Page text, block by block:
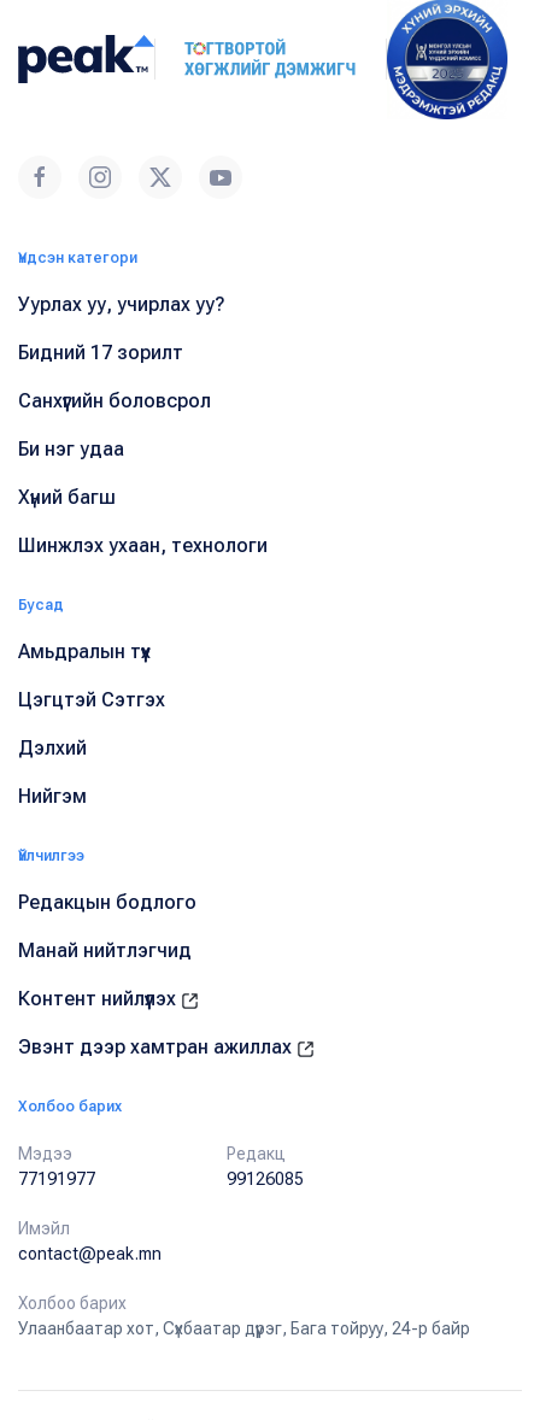
Үндсэн категори
Уурлах уу, учирлах уу?
Бидний 17 зорилт
Санхүүгийн боловсрол
Би нэг удаа
Хүний багш
Шинжлэх ухаан, технологи
Бусад
Амьдралын түүх
Цэгцтэй Сэтгэх
Дэлхий
Нийгэм
Үйлчилгээ
Редакцын бодлого
Манай нийтлэгчид
Контент нийлүүлэх
Эвэнт дээр хамтран ажиллах
Холбоо барих
Мэдээ
77191977
Редакц
99126085
Имэйл
contact@peak.mn
Холбоо барих
Улаанбаатар хот, Сүхбаатар дүүрэг, Бага тойруу, 24-р байр